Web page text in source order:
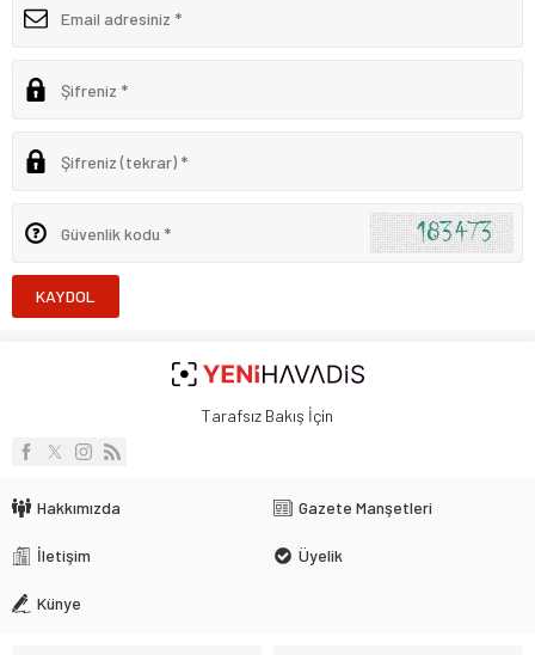
KAYDOL
Tarafsız Bakış İçin
Hakkımızda Gazete Manşetleri
İletişim Üyelik
Künye